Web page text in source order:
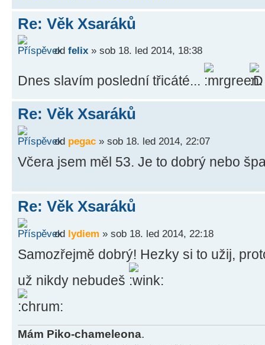
Re: Věk Xsaráků
od felix » sob 18. led 2014, 18:38
Dnes slavím poslední třicáté...
Re: Věk Xsaráků
od pegac » sob 18. led 2014, 22:07
Včera jsem měl 53. Je to dobrý nebo
Re: Věk Xsaráků
od lydiem » sob 18. led 2014, 22:18
Samozřejmě dobrý! Hezky si to užij,
už nikdy nebudeš
Mám Piko-chameleona.